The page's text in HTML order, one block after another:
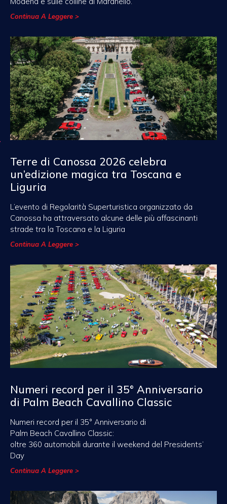
Continua A Leggere >
Terre di Canossa 2026 celebra
un’edizione magica tra Toscana e
Liguria
L’evento di Regolarità Superturistica organizzato da
Canossa ha attraversato alcune delle più affascinanti
strade tra la Toscana e la Liguria
Continua A Leggere >
Numeri record per il 35° Anniversario
di Palm Beach Cavallino Classic
Numeri record per il 35° Anniversario di
Palm Beach Cavallino Classic:
oltre 360 automobili durante il weekend del Presidents’
Day
Continua A Leggere >